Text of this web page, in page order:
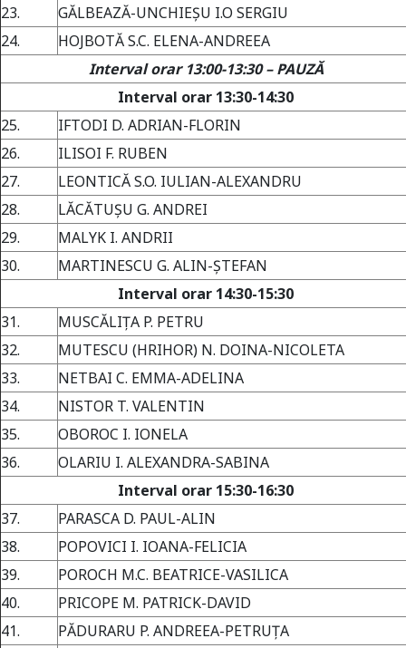
23.
GĂLBEAZĂ-UNCHIEŞU I.O SERGIU
24.
HOJBOTĂ S.C. ELENA-ANDREEA
Interval orar 13:00-13:30 – PAUZĂ
Interval orar 13:30-14:30
25.
IFTODI D. ADRIAN-FLORIN
26.
ILISOI F. RUBEN
27.
LEONTICĂ S.O. IULIAN-ALEXANDRU
28.
LĂCĂTUŞU G. ANDREI
29.
MALYK I. ANDRII
30.
MARTINESCU G. ALIN-ŞTEFAN
Interval orar 14:30-15:30
31.
MUSCĂLIŢA P. PETRU
32.
MUTESCU (HRIHOR) N. DOINA-NICOLETA
33.
NETBAI C. EMMA-ADELINA
34.
NISTOR T. VALENTIN
35.
OBOROC I. IONELA
36.
OLARIU I. ALEXANDRA-SABINA
Interval orar 15:30-16:30
37.
PARASCA D. PAUL-ALIN
38.
POPOVICI I. IOANA-FELICIA
39.
POROCH M.C. BEATRICE-VASILICA
40.
PRICOPE M. PATRICK-DAVID
41.
PĂDURARU P. ANDREEA-PETRUŢA